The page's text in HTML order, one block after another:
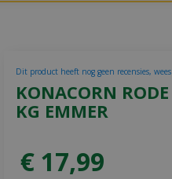
KONACORN
KG EMMER
Dit product heeft nog geen recensies,
€ 17,99